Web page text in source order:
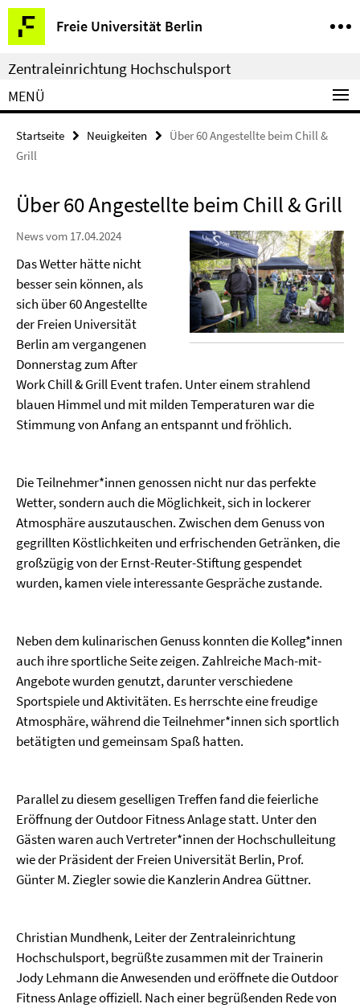
Springe
direkt
zu
Inhalt
Freie Universität Berlin
Service-
Navigation
Zentraleinrichtung Hochschulsport
MENÜ
Startseite Neuigkeiten
Über 60 Angestellte beim Chill &
Grill
Über 60 Angestellte beim Chill & Grill
News vom 17.04.2024
Das Wetter hätte nicht
besser sein können, als
sich über 60 Angestellte
der Freien Universität
Berlin am vergangenen
Donnerstag zum After
Work Chill & Grill Event trafen. Unter einem strahlend
blauen Himmel und mit milden Temperaturen war die
Stimmung von Anfang an entspannt und fröhlich.
Die Teilnehmer*innen genossen nicht nur das perfekte
Wetter, sondern auch die Möglichkeit, sich in lockerer
Atmosphäre auszutauschen. Zwischen dem Genuss von
gegrillten Köstlichkeiten und erfrischenden Getränken, die
großzügig von der Ernst-Reuter-Stiftung gespendet
wurden, kamen viele interessante Gespräche zustande.
Neben dem kulinarischen Genuss konnten die Kolleg*innen
auch ihre sportliche Seite zeigen. Zahlreiche Mach-mit-
Angebote wurden genutzt, darunter verschiedene
Sportspiele und Aktivitäten. Es herrschte eine freudige
Atmosphäre, während die Teilnehmer*innen sich sportlich
betätigten und gemeinsam Spaß hatten.
Parallel zu diesem geselligen Treffen fand die feierliche
Eröffnung der Outdoor Fitness Anlage statt. Unter den
Gästen waren auch Vertreter*innen der Hochschulleitung
wie der Präsident der Freien Universität Berlin, Prof.
Günter M. Ziegler sowie die Kanzlerin Andrea Güttner.
Christian Mundhenk, Leiter der Zentraleinrichtung
Hochschulsport, begrüßte zusammen mit der Trainerin
Jody Lehmann die Anwesenden und eröffnete die Outdoor
Fitness Anlage offiziell. Nach einer begrüßenden Rede von